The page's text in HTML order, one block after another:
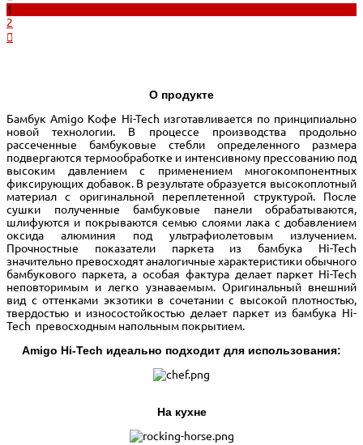
1
2
О продукте
Бамбук Amigo Кофе Hi-Tech изготавливается по принципиально
новой технологии. В процессе производства продольно
рассеченные бамбуковые стебли определенного размера
подвергаются термообработке и интенсивному прессованию под
высоким давлением с применением многокомпонентных
фиксирующих добавок. В результате образуется высокоплотный
материал с оригинальной переплетенной структурой. После
сушки полученные бамбуковые панели обрабатываются,
шлифуются и покрываются семью слоями лака с добавлением
оксида алюминия под ультрафиолетовым излучением.
Прочностные показатели паркета из бамбука Hi-Tech
значительно превосходят аналогичные характеристики обычного
бамбукового паркета, а особая фактура делает паркет Hi-Tech
неповторимым и легко узнаваемым. Оригинальный внешний
вид с оттенками экзотики в сочетании с высокой плотностью,
твердостью и износостойкостью делает паркет из бамбука Hi-
Tech превосходным напольным покрытием.
Amigo Hi-Tech идеально подходит для использования:
На кухне